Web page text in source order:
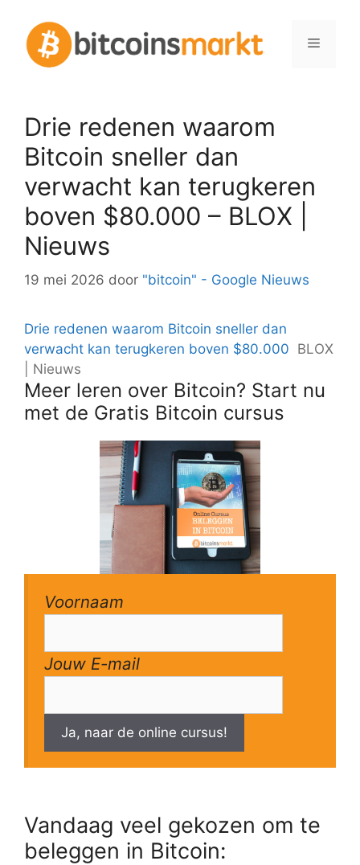
inhoud
Menu
Drie redenen waarom
Bitcoin sneller dan
verwacht kan terugkeren
boven $80.000 – BLOX |
Nieuws
19 mei 2026 door "bitcoin" - Google Nieuws
Drie redenen waarom Bitcoin sneller dan
verwacht kan terugkeren boven $80.000 BLOX
| Nieuws
Meer leren over Bitcoin? Start nu
met de Gratis Bitcoin cursus
Voornaam
Jouw E-mail
Ja, naar de online cursus!
Vandaag veel gekozen om te
beleggen in Bitcoin: